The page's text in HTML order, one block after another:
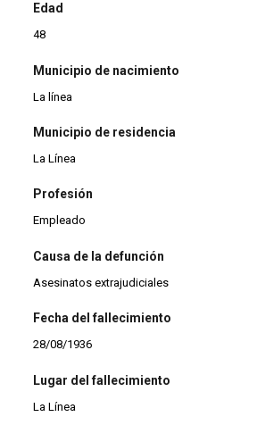
Edad
48
Municipio de nacimiento
La línea
Municipio de residencia
La Línea
Profesión
Empleado
Causa de la defunción
Asesinatos extrajudiciales
Fecha del fallecimiento
28/08/1936
Lugar del fallecimiento
La Línea